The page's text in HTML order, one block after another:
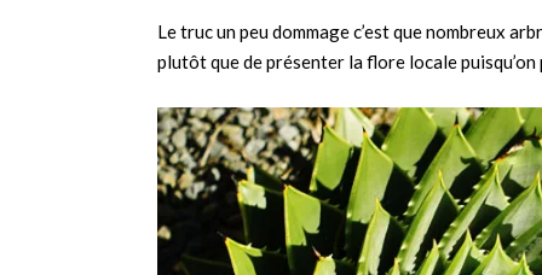
Le truc un peu dommage c’est que nombreux
plutôt que de présenter la flore locale